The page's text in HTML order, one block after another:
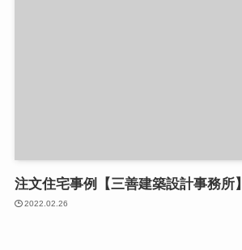
注文住宅事例【三善建築設計事務所】
2022.02.26